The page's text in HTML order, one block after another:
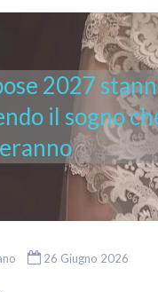
2027
il sogno
26 Giugno 2026